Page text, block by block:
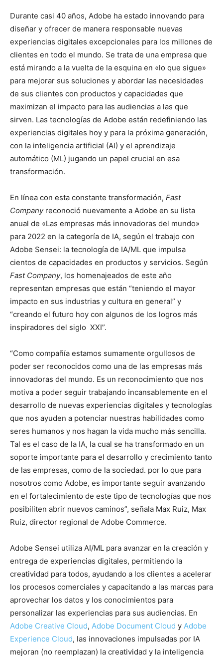
Durante casi 40 años, Adobe ha estado innovando para
diseñar y ofrecer de manera responsable nuevas
experiencias digitales excepcionales para los millones de
clientes en todo el mundo. Se trata de una empresa que
está mirando a la vuelta de la esquina en «lo que sigue»
para mejorar sus soluciones y abordar las necesidades
de sus clientes con productos y capacidades que
maximizan el impacto para las audiencias a las que
sirven. Las tecnologías de Adobe están redefiniendo las
experiencias digitales hoy y para la próxima generación,
con la inteligencia artificial (AI) y el aprendizaje
automático (ML) jugando un papel crucial en esa
transformación.
En línea con esta constante transformación, Fast
Companyreconoció nuevamente a Adobe en su lista
anual de «Las empresas más innovadoras del mundo»
para 2022 en la categoría de IA, según el trabajo con
Adobe Sensei: la tecnología de IA/ML que impulsa
cientos de capacidades en productos y servicios. Según
Fast Company, los homenajeados de este año
representan empresas que están “teniendo el mayor
impacto en sus industrias y cultura en general” y
“creando el futuro hoy con algunos de los logros más
inspiradores del siglo XXI”.
“Como compañía estamos sumamente orgullosos de
poder ser reconocidos como una de las empresas más
innovadoras del mundo. Es un reconocimiento que nos
motiva a poder seguir trabajando incansablemente en el
desarrollo de nuevas experiencias digitales y tecnologías
que nos ayuden a potenciar nuestras habilidades como
seres humanos y nos hagan la vida mucho más sencilla.
Tal es el caso de la IA, la cual se ha transformado en un
soporte importante para el desarrollo y crecimiento tanto
de las empresas, como de la sociedad. por lo que para
nosotros como Adobe, es importante seguir avanzando
en el fortalecimiento de este tipo de tecnologías que nos
posibiliten abrir nuevos caminos”, señala Max Ruiz, Max
Ruiz, director regional de Adobe Commerce.
Adobe Sensei utiliza AI/ML para avanzar en la creación y
entrega de experiencias digitales, permitiendo la
creatividad para todos, ayudando a los clientes a acelerar
los procesos comerciales y capacitando a las marcas para
aprovechar los datos y los conocimientos para
personalizar las experiencias para sus audiencias. En
Adobe Creative Cloud, Adobe Document Cloud y Adobe
Experience Cloud, las innovaciones impulsadas por IA
mejoran (no reemplazan) la creatividad y la inteligencia